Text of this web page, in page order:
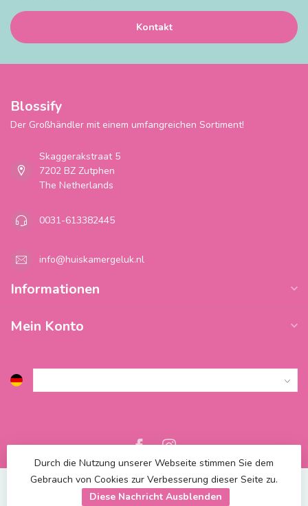
Kontakt
Blossify
Der Großhändler mit einem umfangreichen Sortiment!
Skaggerakstraat 5
7202 BZ Zutphen
The Netherlands
0031-613382445
info@huiskamergeluk.nl
Informationen
Mein Konto
Durch die Nutzung unserer Webseite stimmen Sie dem
Gebrauch von Cookies zur Verbesserung dieser Seite zu.
Diese Nachricht Ausblenden